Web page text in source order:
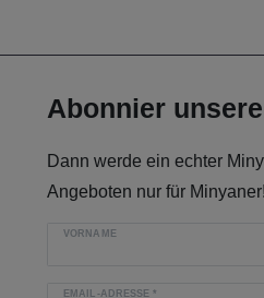
Abonnier
Dann werde ein echter
Angeboten nur für Minyaner!
VORNAME
EMAIL-ADRESSE*